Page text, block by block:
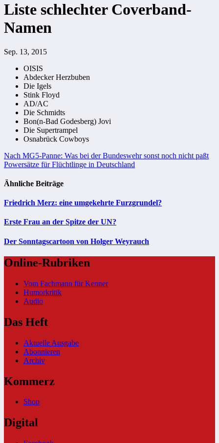
Liste schlechter Coverband-
Namen
Sep. 13, 2015
OISIS
Abdecker Herzbuben
Die Igels
Stink Floyd
AD/AC
Die Schmidts
Bon(n-Bad Godesberg) Jovi
Die Supertrampel
Osnabrück Cowboys
Beitragsnavigation
Nach MG5-Panne: Was bei der Bundeswehr sonst noch nicht paßt
Powersätze für Flüchtlinge in Deutschland
Ähnliche Beiträge
Friedrich Merz: eine umgekehrte Furzgrundel?
Erste Frau an der Spitze der UN?
Der Sonntagscartoon von Holger Weyrauch
Online-Rubriken
Vom Fachmann für Kenner
Humorkritik
Audio
Das Heft
Aktuelle Ausgabe
Abonnieren
Archiv
Kommerz
Shop
Digital